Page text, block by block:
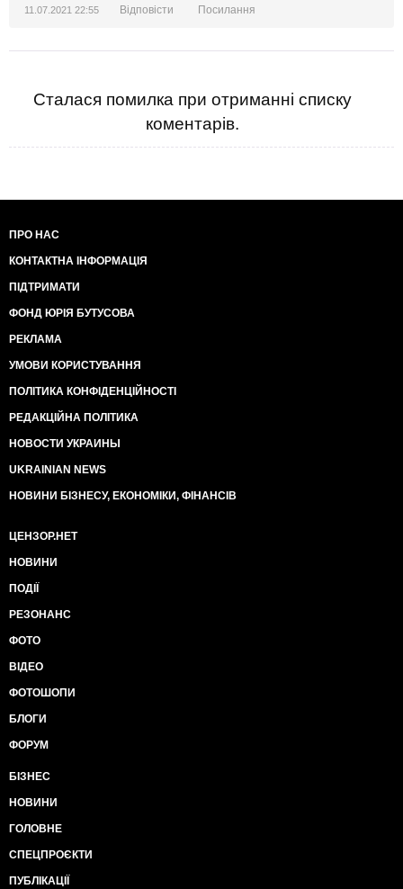
11.07.2021 22:55 Відповісти Посилання
Сталася помилка при отриманні списку
коментарів.
ПРО НАС
КОНТАКТНА ІНФОРМАЦІЯ
ПІДТРИМАТИ
ФОНД ЮРІЯ БУТУСОВА
РЕКЛАМА
УМОВИ КОРИСТУВАННЯ
ПОЛІТИКА КОНФІДЕНЦІЙНОСТІ
РЕДАКЦІЙНА ПОЛІТИКА
НОВОСТИ УКРАИНЫ
UKRAINIAN NEWS
НОВИНИ БІЗНЕСУ, ЕКОНОМІКИ, ФІНАНСІВ
ЦЕНЗОР.НЕТ
НОВИНИ
ПОДІЇ
РЕЗОНАНС
ФОТО
ВІДЕО
ФОТОШОПИ
БЛОГИ
ФОРУМ
БІЗНЕС
НОВИНИ
ГОЛОВНЕ
СПЕЦПРОЄКТИ
ПУБЛІКАЦІЇ